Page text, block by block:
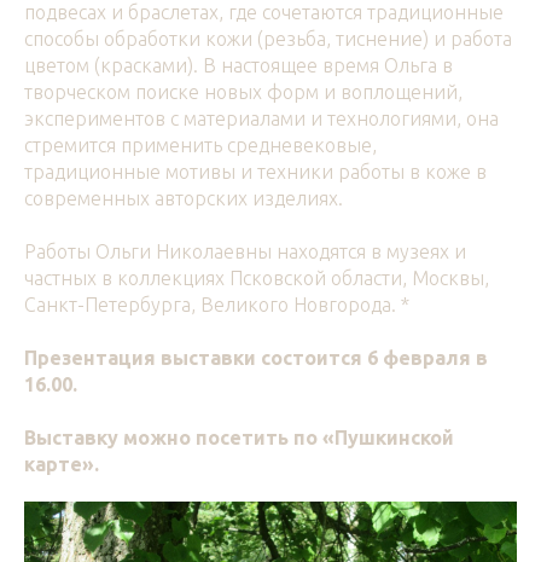
подвесах и браслетах, где сочетаются традиционные
способы обработки кожи (резьба, тиснение) и работа
цветом (красками). В настоящее время Ольга в
творческом поиске новых форм и воплощений,
экспериментов с материалами и технологиями, она
стремится применить средневековые,
традиционные мотивы и техники работы в коже в
современных авторских изделиях.
Работы Ольги Николаевны находятся в музеях и
частных в коллекциях Псковской области, Москвы,
Санкт-Петербурга, Великого Новгорода. *
Презентация выставки состоится 6 февраля в
16.00.
Выставку можно посетить по «Пушкинской
карте».